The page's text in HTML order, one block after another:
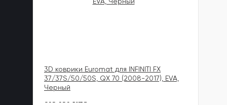
3D коврики Euromat для INFINITI FX
37/37S/50/50S, QX 70 (2008-2017), EVA,
Черный